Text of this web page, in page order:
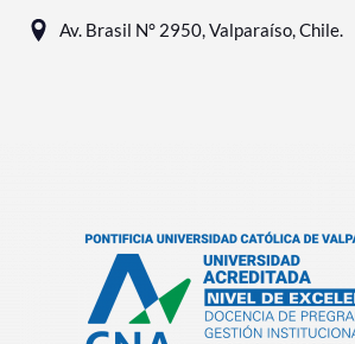
Av. Brasil N° 2950, Valparaíso, Chile.